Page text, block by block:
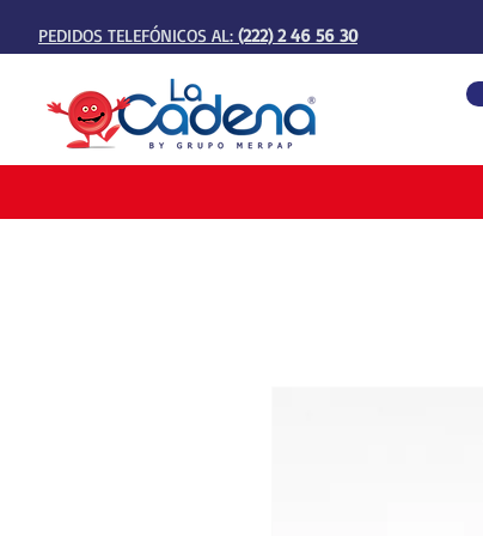
PEDIDOS TELEFÓNICOS AL: (222) 2 46 56 30